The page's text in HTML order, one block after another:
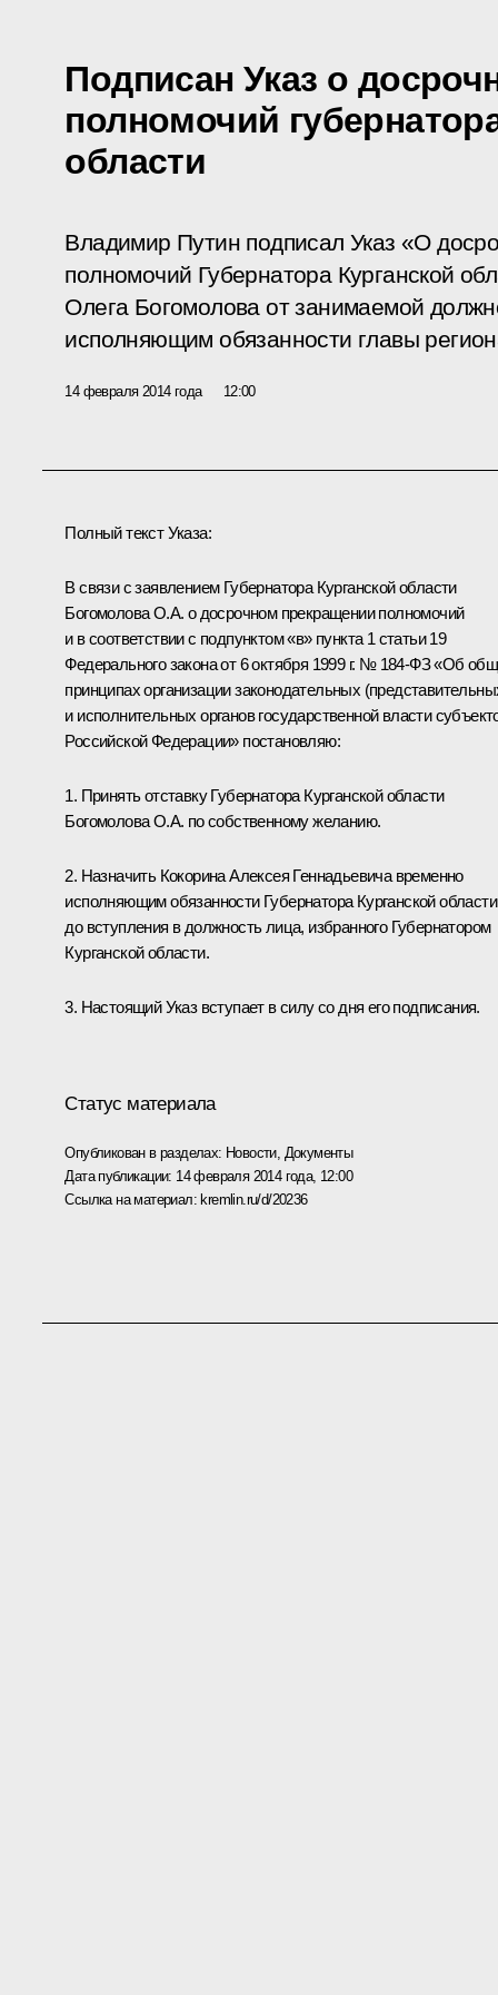
Подписан Указ о
полномочий
области
Владимир Путин подписал Указ «О
полномочий Губернатора Курганской
Олега Богомолова от занимаемой
исполняющим обязанности главы
14 февраля 2014 года 12:00
Полный текст Указа:
В связи с заявлением Губернатора Курганской области
Богомолова О.А. о досрочном прекращении полномочий
и в соответствии с подпунктом «в» пункта 1 статьи 19
Федерального закона от 6 октября 1999 г. № 184-ФЗ «Об
принципах организации законодательных
и исполнительных органов государственной власти
Российской Федерации» постановляю:
1. Принять отставку Губернатора Курганской области
Богомолова О.А. по собственному желанию.
2. Назначить Кокорина Алексея Геннадьевича временно
исполняющим обязанности Губернатора Курганской области
до вступления в должность лица, избранного Губернатором
Курганской области.
3. Настоящий Указ вступает в силу со дня его подписания.
Статус материала
Опубликован в разделах: Новости, Документы
Дата публикации: 14 февраля 2014 года, 12:00
Ссылка на материал: kremlin.ru/d/20236